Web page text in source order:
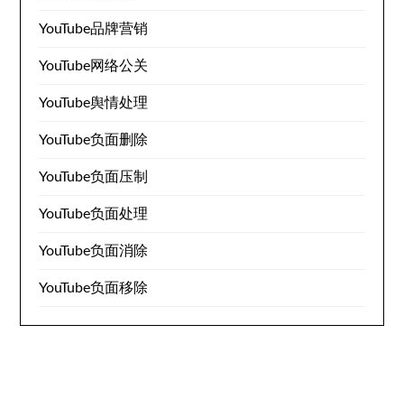
YouTube品牌营销
YouTube网络公关
YouTube舆情处理
YouTube负面删除
YouTube负面压制
YouTube负面处理
YouTube负面消除
YouTube负面移除